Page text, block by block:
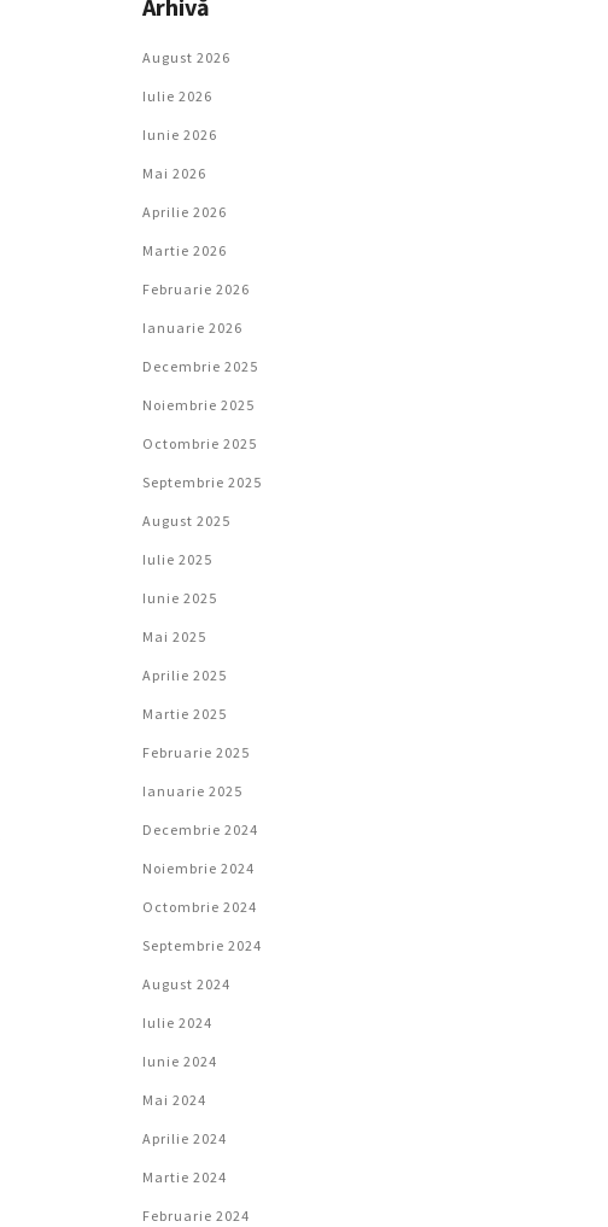
Arhivă
August 2026
Iulie 2026
Iunie 2026
Mai 2026
Aprilie 2026
Martie 2026
Februarie 2026
Ianuarie 2026
Decembrie 2025
Noiembrie 2025
Octombrie 2025
Septembrie 2025
August 2025
Iulie 2025
Iunie 2025
Mai 2025
Aprilie 2025
Martie 2025
Februarie 2025
Ianuarie 2025
Decembrie 2024
Noiembrie 2024
Octombrie 2024
Septembrie 2024
August 2024
Iulie 2024
Iunie 2024
Mai 2024
Aprilie 2024
Martie 2024
Februarie 2024